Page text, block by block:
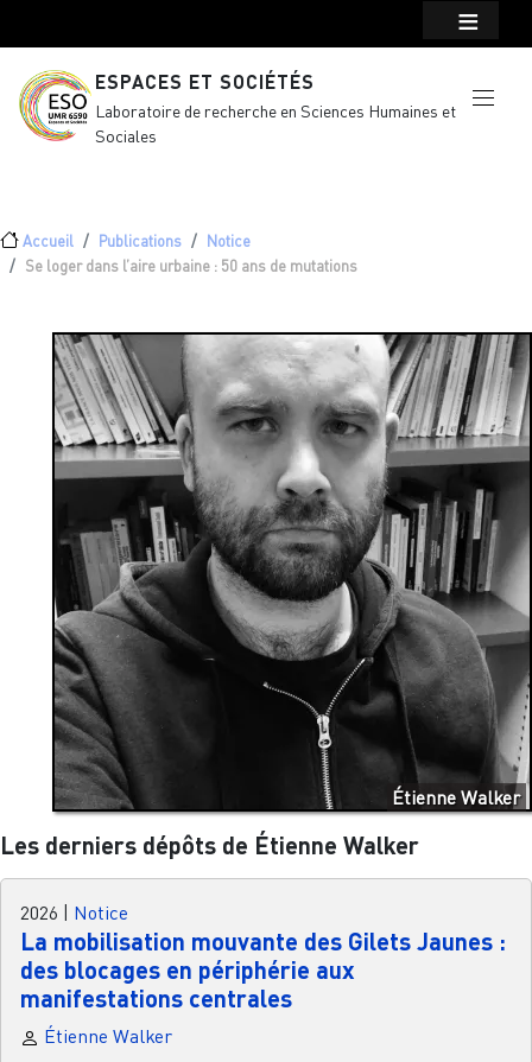
ESPACES ET SOCIÉTÉS
Laboratoire de recherche en Sciences Humaines et
Sociales
Fil d'Ariane
Accueil Publications
Notice
Se loger dans l’aire urbaine : 50 ans de mutations
Étienne Walker
Les derniers dépôts de Étienne Walker
2026 Notice
La mobilisation mouvante des Gilets Jaunes :
des blocages en périphérie aux
manifestations centrales
Étienne Walker